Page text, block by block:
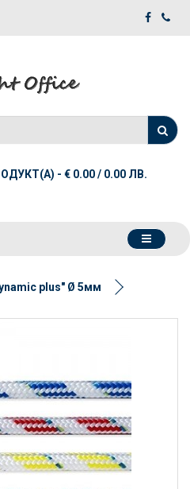
- € 0.00 / 0.00 ЛВ.
plus" Ø 5мм